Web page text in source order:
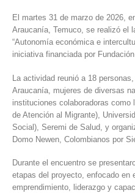
El martes 31 de marzo de 2026,
Araucanía, Temuco, se realizó el
“Autonomía económica e
iniciativa financiada por
La actividad reunió a 18
Araucanía, mujeres de diversas
instituciones colaboradoras como
de Atención al Migrante),
Social), Seremi de Salud, y
Domo Newen, Colombianos por
Durante el encuentro se
etapas del proyecto, enfocado en
emprendimiento, liderazgo y